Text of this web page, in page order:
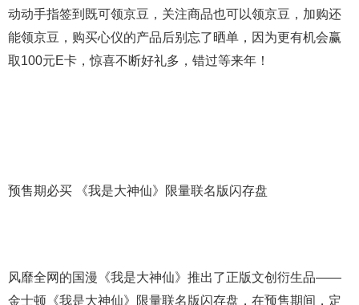
动动手指签到既可领京豆，关注商品也可以领京豆，加购还
能领京豆，购买心仪的产品后别忘了晒单，因为更有机会赢
取100元E卡，惊喜不断好礼多，错过等来年！
预售期必买 《我是大神仙》限量联名版闪存盘
风靡全网的国漫《我是大神仙》推出了正版文创衍生品——
金士顿《我是大神仙》限量联名版闪存盘，在预售期间，定